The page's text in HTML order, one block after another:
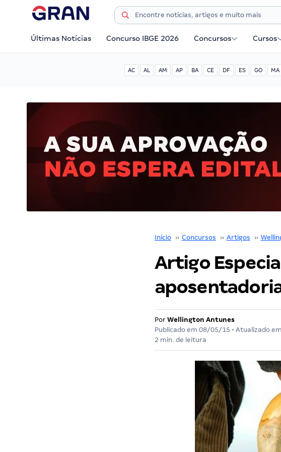
Últimas Notícias Concurso IBGE 2026 Concursos Cursos
AC AL AM AP BA CE DF ES GO MA
Início ›› Concursos ›› Artigos ››
Artigo
Por Wellington Antunes
Publicado em 08/05/15 • Atualizado em
2 min. de leitura